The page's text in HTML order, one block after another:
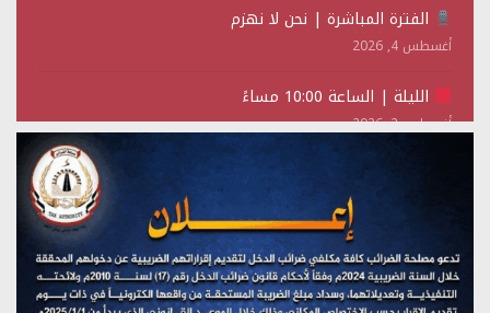
الفترة المباشرة | نحن لا نهزم
أغسطس 4, 2026
الليلة | الساعة 10:00 مساءً
أغسطس 2, 2026
تستمعون لبرنامج (حدث في مثل هذا اليوم)
(نحن لا نهزم) بث مباشر
يوليو 28, 2026